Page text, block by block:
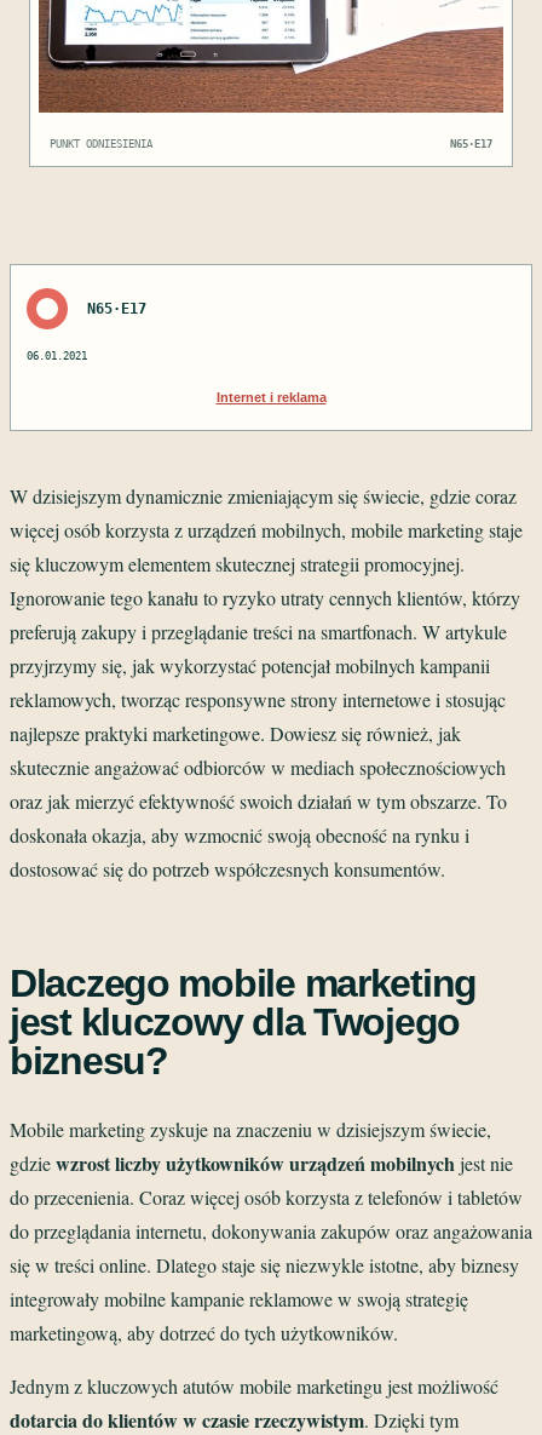
PUNKT ODNIESIENIA N65·E17
N65·E17
06.01.2021
Internet i reklama
W dzisiejszym dynamicznie zmieniającym się świecie, gdzie coraz
więcej osób korzysta z urządzeń mobilnych, mobile marketing staje
się kluczowym elementem skutecznej strategii promocyjnej.
Ignorowanie tego kanału to ryzyko utraty cennych klientów, którzy
preferują zakupy i przeglądanie treści na smartfonach. W artykule
przyjrzymy się, jak wykorzystać potencjał mobilnych kampanii
reklamowych, tworząc responsywne strony internetowe i stosując
najlepsze praktyki marketingowe. Dowiesz się również, jak
skutecznie angażować odbiorców w mediach społecznościowych
oraz jak mierzyć efektywność swoich działań w tym obszarze. To
doskonała okazja, aby wzmocnić swoją obecność na rynku i
dostosować się do potrzeb współczesnych konsumentów.
Dlaczego mobile marketing
jest kluczowy dla Twojego
biznesu?
Mobile marketing zyskuje na znaczeniu w dzisiejszym świecie,
gdziewzrost liczby użytkowników urządzeń mobilnychjest nie
do przecenienia. Coraz więcej osób korzysta z telefonów i tabletów
do przeglądania internetu, dokonywania zakupów oraz angażowania
się w treści online. Dlatego staje się niezwykle istotne, aby biznesy
integrowały mobilne kampanie reklamowe w swoją strategię
marketingową, aby dotrzeć do tych użytkowników.
Jednym z kluczowych atutów mobile marketingu jest możliwość
dotarcia do klientów w czasie rzeczywistym. Dzięki tym